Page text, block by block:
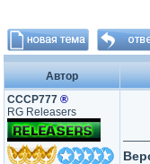
Автор
СССР777 ®
RG Releasers